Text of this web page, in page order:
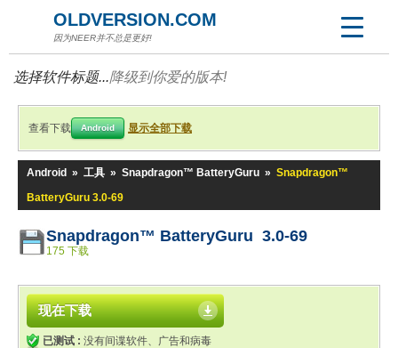
OLDVERSION.COM
因为NEER并不总是更好!
选择软件标题...降级到你爱的版本!
查看下载 Android 显示全部下载
Android » 工具 » Snapdragon™ BatteryGuru » Snapdragon™
BatteryGuru 3.0-69
Snapdragon™ BatteryGuru 3.0-69
175 下载
现在下载
已测试 : 没有间谍软件、广告和病毒